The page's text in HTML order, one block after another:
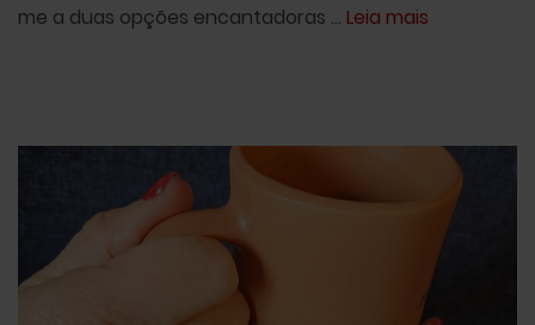
me a duas opções encantadoras ... Leia mais